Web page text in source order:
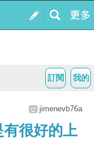
我的
訂閱
jimenevb76a
很好的上